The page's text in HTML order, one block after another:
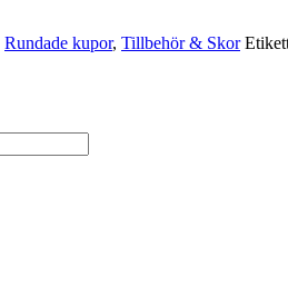
Rundade kupor, Tillbehör & Skor